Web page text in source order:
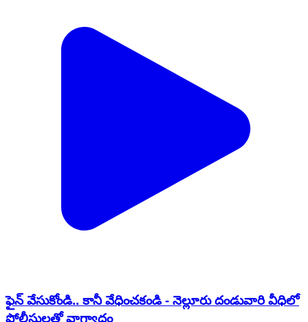
ఫైన్ వేసుకోండి.. కానీ వేధించకండి - నెల్లూరు దండువారి వీధిలో
పోలీసులతో వాగ్వాదం